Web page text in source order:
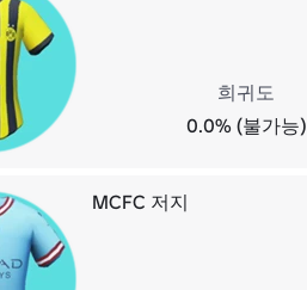
희귀도
0.0% (불가능)
MCFC 저지